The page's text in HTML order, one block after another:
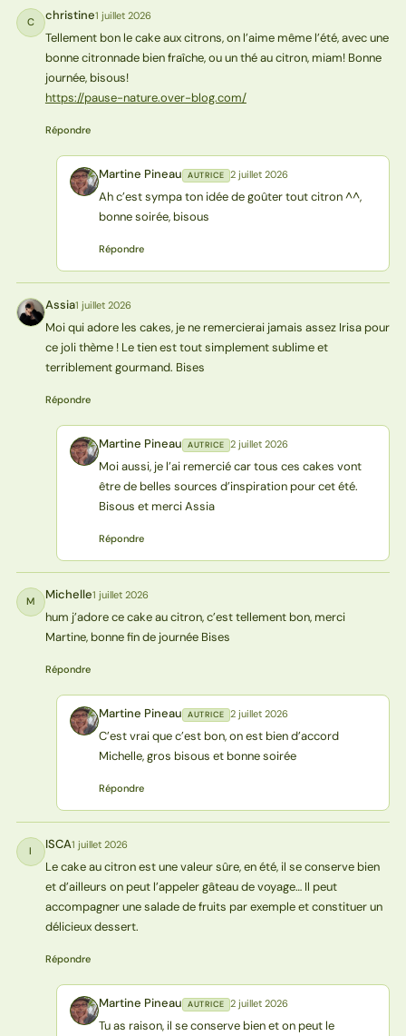
C christine1 juillet 2026
Tellement bon le cake aux citrons, on l’aime même l’été, avec une
bonne citronnade bien fraîche, ou un thé au citron, miam! Bonne
journée, bisous!
https://pause-nature.over-blog.com/
Répondre
MP Martine Pineau AUTRICE 2 juillet 2026
Ah c’est sympa ton idée de goûter tout citron ^^,
bonne soirée, bisous
Répondre
A Assia1 juillet 2026
Moi qui adore les cakes, je ne remercierai jamais assez Irisa pour
ce joli thème ! Le tien est tout simplement sublime et
terriblement gourmand. Bises
Répondre
MP Martine Pineau AUTRICE 2 juillet 2026
Moi aussi, je l’ai remercié car tous ces cakes vont
être de belles sources d’inspiration pour cet été.
Bisous et merci Assia
Répondre
M Michelle1 juillet 2026
hum j’adore ce cake au citron, c’est tellement bon, merci
Martine, bonne fin de journée Bises
Répondre
MP Martine Pineau AUTRICE 2 juillet 2026
C’est vrai que c’est bon, on est bien d’accord
Michelle, gros bisous et bonne soirée
Répondre
I ISCA1 juillet 2026
Le cake au citron est une valeur sûre, en été, il se conserve bien
et d’ailleurs on peut l’appeler gâteau de voyage… Il peut
accompagner une salade de fruits par exemple et constituer un
délicieux dessert.
Répondre
MP Martine Pineau AUTRICE 2 juillet 2026
Tu as raison, il se conserve bien et on peut le